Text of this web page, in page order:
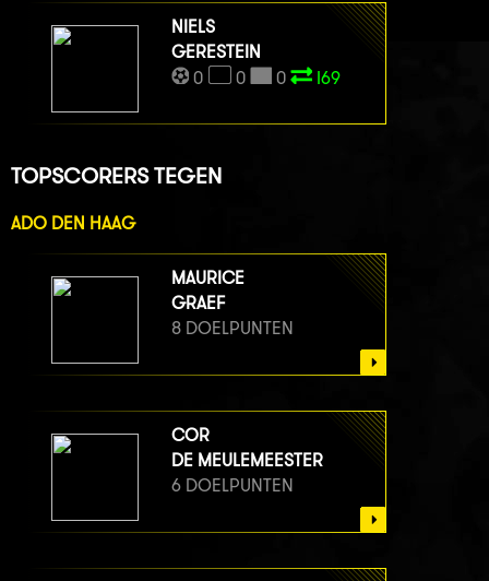
NIELS
GERESTEIN
0
0 0 I69
TOPSCORERS TEGEN
ADO DEN HAAG
MAURICE
GRAEF
8 DOELPUNTEN
COR
DE MEULEMEESTER
6 DOELPUNTEN